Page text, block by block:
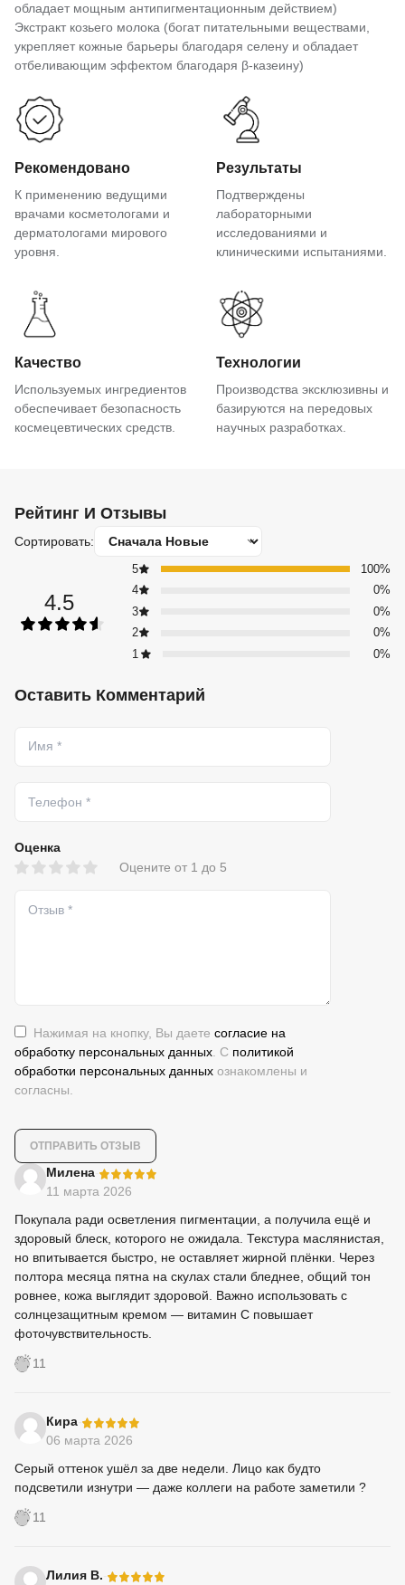
обладает мощным антипигментационным действием)
Экстракт козьего молока (богат питательными веществами,
укрепляет кожные барьеры благодаря селену и обладает
отбеливающим эффектом благодаря β-казеину)
Рекомендовано
К применению ведущими
врачами косметологами и
дерматологами мирового
уровня.
Результаты
Подтверждены
лабораторными
исследованиями и
клиническими испытаниями.
Качество
Используемых ингредиентов
обеспечивает безопасность
космецевтических средств.
Технологии
Производства эксклюзивны и
базируются на передовых
научных разработках.
Рейтинг И Отзывы
Сортировать:
4.5
5
100%
4
0%
3
0%
2
0%
1
0%
Оставить Комментарий
Оценка
Оцените от 1 до 5
Нажимая на кнопку, Вы даете согласие на
обработку персональных данных . С политикой
обработки персональных данных ознакомлены и
согласны.
Милена
11 марта 2026
Покупала ради осветления пигментации, а получила ещё и
здоровый блеск, которого не ожидала. Текстура маслянистая,
но впитывается быстро, не оставляет жирной плёнки. Через
полтора месяца пятна на скулах стали бледнее, общий тон
ровнее, кожа выглядит здоровой. Важно использовать с
солнцезащитным кремом — витамин С повышает
фоточувствительность.
11
Кира
06 марта 2026
Серый оттенок ушёл за две недели. Лицо как будто
подсветили изнутри — даже коллеги на работе заметили ?
11
Лилия В.